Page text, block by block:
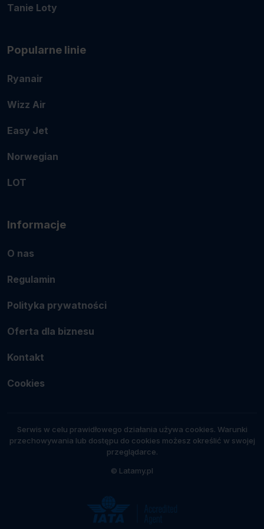
Tanie Loty
Popularne linie
Ryanair
Wizz Air
Easy Jet
Norwegian
LOT
Informacje
O nas
Regulamin
Polityka prywatności
Oferta dla biznesu
Kontakt
Cookies
Serwis w celu prawidłowego działania używa cookies. Warunki
przechowywania lub dostępu do cookies możesz określić w swojej
przeglądarce.
© Latamy.pl